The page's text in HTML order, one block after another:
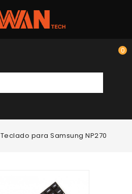
0
Teclado para Samsung NP270